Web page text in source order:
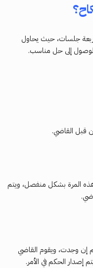
جلسات، حيث يحاول
إلى حل مناسب.
قبل القاضي.
هذه المرة بشكل منفصل، ويتم
إن وجدت، ويقوم القاضي
إصدار الحكم في الأمر.